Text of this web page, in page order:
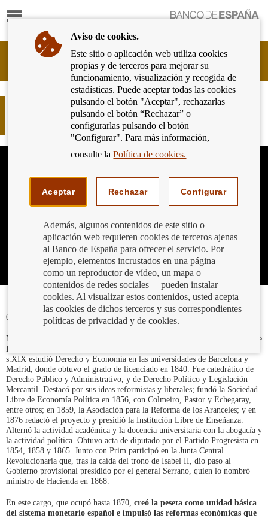
Mostrar
Ir
página
de
inicio
del
Banco
de
España
Cliente
Bancario
Banco
España
Eurosistema,
Retrato de Laureano Figuerola y
Ballester, Máximo Peña Muñoz
07/08/2019
Nuestra serie de
“Si los cuadros hablaran” continúa con este retrato de
Laureano Figuerola y Ballester. Este economista y político español del
s.XIX estudió Derecho y Economía en las universidades de Barcelona y
Madrid, donde obtuvo el grado de licenciado en 1840. Fue catedrático de
Derecho Público y Administrativo, y de Derecho Político y Legislación
Mercantil. Destacó por sus ideas reformistas y liberales; fundó la Sociedad
Libre de Economía Política en 1856, con Colmeiro, Pastor y Echegaray,
entre otros; en 1859, la Asociación para la Reforma de los Aranceles; y en
1876 redactó el proyecto y presidió la Institución Libre de Enseñanza.
Alternó la actividad académica y la docencia universitaria con la abogacía y
la actividad política. Obtuvo acta de diputado por el Partido Progresista en
1854, 1858 y 1865. Junto con Prim participó en la Junta Central
Revolucionaria que, tras la caída del trono de Isabel II, dio paso al
Gobierno provisional presidido por el general Serrano, quien lo nombró
ministro de Hacienda en 1868.
En este cargo, que ocupó hasta 1870, creó la peseta como unidad básica
del sistema monetario español e impulsó las reformas económicas que
Aviso de cookies.
Este sitio o aplicación web utiliza cookies
propias y de terceros para mejorar su
funcionamiento, visualización y recogida de
estadísticas. Puede aceptar todas las cookies
pulsando el botón "Aceptar", rechazarlas
pulsando el botón “Rechazar” o
configurarlas pulsando el botón
"Configurar". Para más información,
consulte laPolítica de cookies.
Aceptar Rechazar Configurar
Además, algunos contenidos de este sitio o
aplicación web requieren cookies de terceros ajenas
al Banco de España para ofrecer el servicio. Por
ejemplo, elementos incrustados en una página —
como un reproductor de vídeo, un mapa o
contenidos de redes sociales— pueden instalar
cookies. Al visualizar estos contenidos, usted acepta
las cookies de dichos terceros y sus correspondientes
políticas de privacidad y de cookies.